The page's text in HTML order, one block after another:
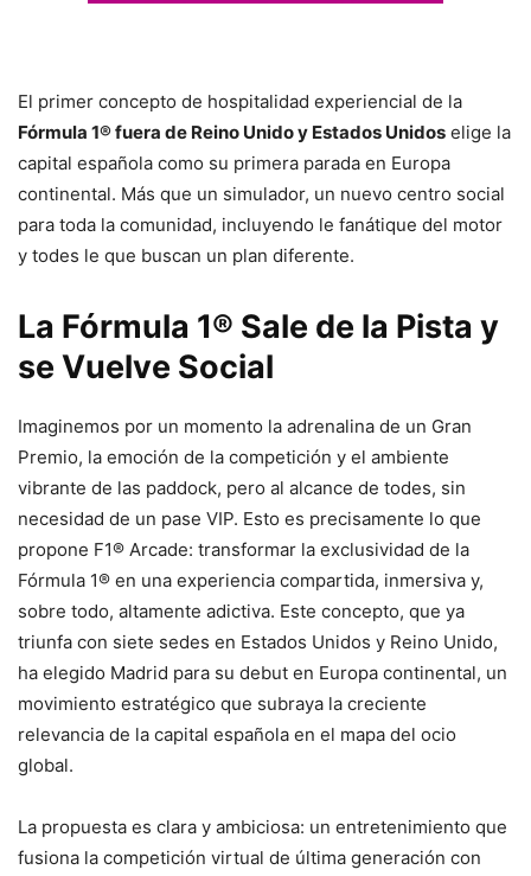
El primer concepto de hospitalidad experiencial de la
Fórmula 1® fuera de Reino Unido y Estados Unidos elige la
capital española como su primera parada en Europa
continental. Más que un simulador, un nuevo centro social
para toda la comunidad, incluyendo le fanátique del motor
y todes le que buscan un plan diferente.
La Fórmula 1® Sale de la Pista y
se Vuelve Social
Imaginemos por un momento la adrenalina de un Gran
Premio, la emoción de la competición y el ambiente
vibrante de las paddock, pero al alcance de todes, sin
necesidad de un pase VIP. Esto es precisamente lo que
propone F1® Arcade: transformar la exclusividad de la
Fórmula 1® en una experiencia compartida, inmersiva y,
sobre todo, altamente adictiva. Este concepto, que ya
triunfa con siete sedes en Estados Unidos y Reino Unido,
ha elegido Madrid para su debut en Europa continental, un
movimiento estratégico que subraya la creciente
relevancia de la capital española en el mapa del ocio
global.
La propuesta es clara y ambiciosa: un entretenimiento que
fusiona la competición virtual de última generación con